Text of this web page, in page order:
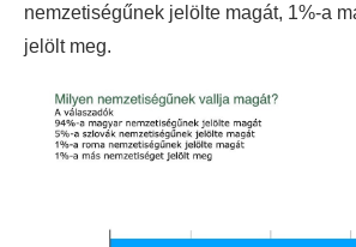
nemzetiségűnek jelölte magát, 1%-a
jelölt meg.